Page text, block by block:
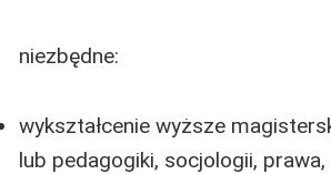
niezbędne:
wykształcenie wyższe
lub pedagogiki, socjologii, prawa,